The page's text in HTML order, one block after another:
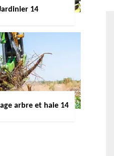
14
arbre et haie 14